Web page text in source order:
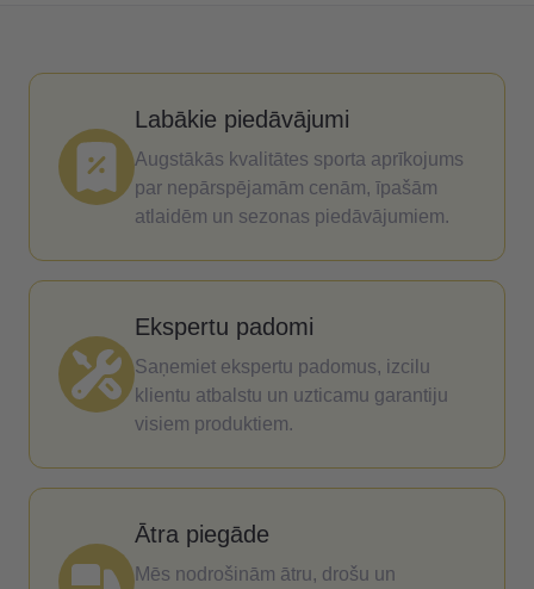
Labākie piedāvājumi
Augstākās kvalitātes sporta aprīkojums
par nepārspējamām cenām, īpašām
atlaidēm un sezonas piedāvājumiem.
Ekspertu padomi
Saņemiet ekspertu padomus, izcilu
klientu atbalstu un uzticamu garantiju
visiem produktiem.
Ātra piegāde
Mēs nodrošinām ātru, drošu un